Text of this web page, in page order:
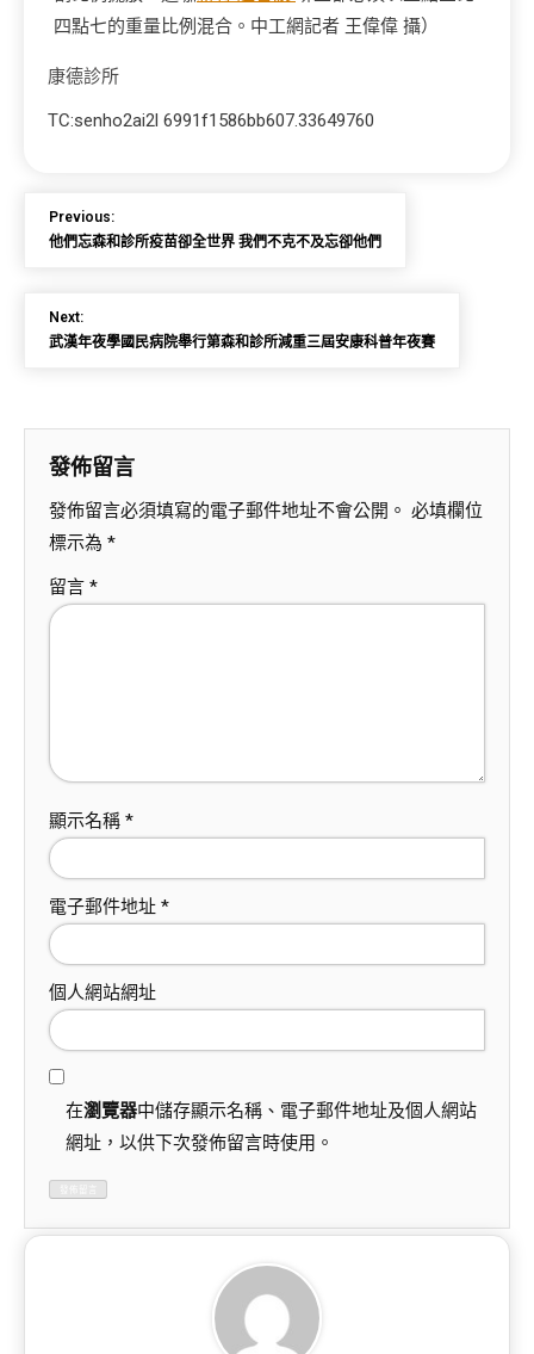
四點七的重量比例混合。中工網記者 王偉偉 攝）
康德診所
TC:senho2ai2l 6991f1586bb607.33649760
Previous:
他們忘森和診所疫苗卻全世界 我們不克不及忘卻他們
Next:
武漢年夜學國民病院舉行第森和診所減重三屆安康科普年夜賽
發佈留言
發佈留言必須填寫的電子郵件地址不會公開。 必填欄位
標示為 *
留言 *
顯示名稱 *
電子郵件地址 *
個人網站網址
在瀏覽器中儲存顯示名稱、電子郵件地址及個人網站
網址，以供下次發佈留言時使用。